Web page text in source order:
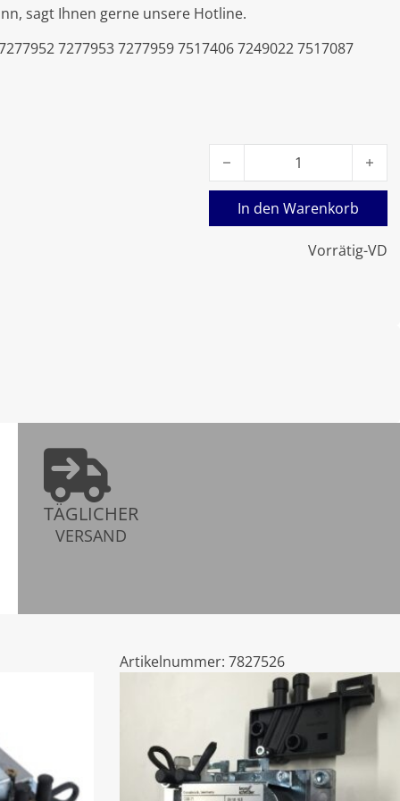
sagt Ihnen gerne unsere Hotline.
7277953 7277959 7517406 7249022 7517087
Vorrätig-VD
Viessmann
In den Warenkorb
TÄGLICHER
VERSAND
Artikelnummer:7827526